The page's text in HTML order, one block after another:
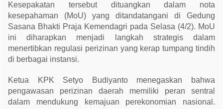
r
i
z
i
n
n
r
a
h
Kesepakatan tersebut dituangkan dalam nota
kesepahaman (MoU) yang ditandatangani di Gedung
Sasana Bhakti Praja Kemendagri pada Selasa (4/2). MoU
ini diharapkan menjadi langkah strategis dalam
menertibkan regulasi perizinan yang kerap tumpang tindih
di berbagai instansi.
Ketua KPK Setyo Budiyanto menegaskan bahwa
pengawasan perizinan daerah memiliki peran sentral
dalam mendukung kemajuan perekonomian nasional.